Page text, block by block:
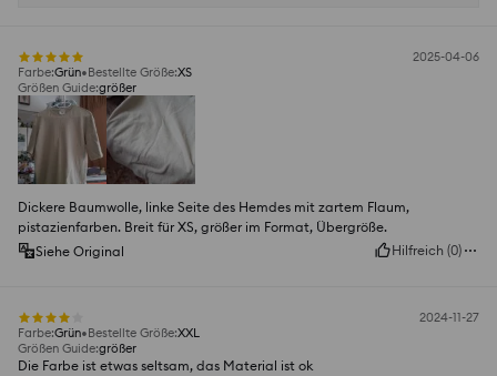
2025-04-06
Farbe:Grün Bestellte Größe:XS
Größen Guide:größer
Dickere Baumwolle, linke Seite des Hemdes mit zartem Flaum,
pistazienfarben. Breit für XS, größer im Format, Übergröße.
Siehe Original
Hilfreich (0)
2024-11-27
Farbe:Grün Bestellte Größe:XXL
Größen Guide:größer
Die Farbe ist etwas seltsam, das Material ist ok